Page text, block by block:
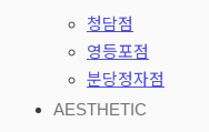
청담점
영등포점
분당정자점
AESTHETIC